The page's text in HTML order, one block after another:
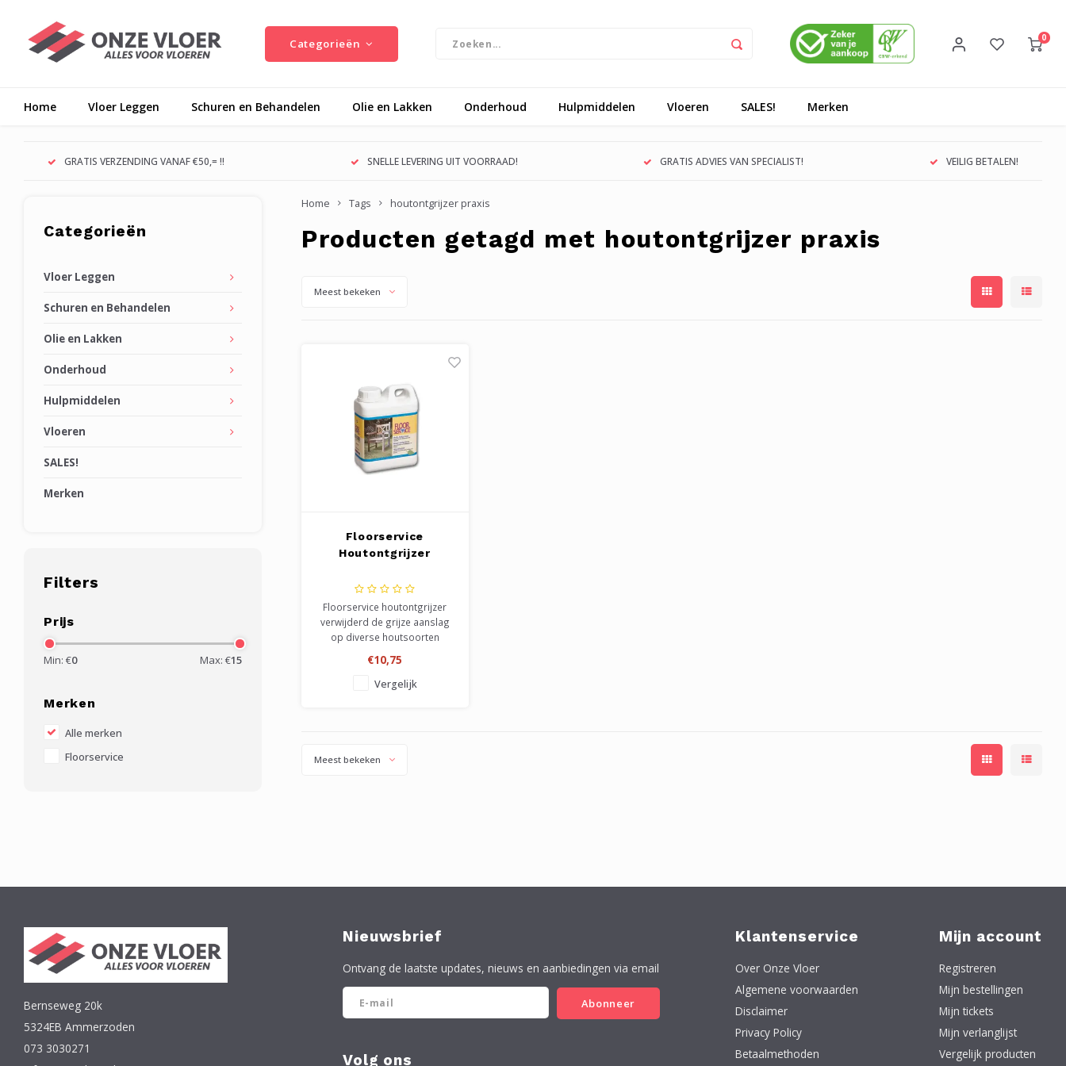
Categorieën 0
Home Vloer Leggen Schuren en Behandelen Olie en Lakken Onderhoud Hulpmiddelen Vloeren SALES! Merken
GRATIS VERZENDING VANAF €50,= !! SNELLE LEVERING UIT VOORRAAD! GRATIS ADVIES VAN SPECIALIST! VEILIG BETALEN!
Categorieën
Vloer Leggen
Schuren en Behandelen
Olie en Lakken
Onderhoud
Hulpmiddelen
Vloeren
SALES!
Merken
Filters
Prijs
Min: €0 Max: €15
Merken
Alle merken
Floorservice
Home Tags houtontgrijzer praxis
Producten getagd met houtontgrijzer praxis
Meest bekeken
Floorservice
Houtontgrijzer
Floorservice houtontgrijzer
verwijderd de grijze aanslag
op diverse houtsoorten
terrassen. Geeft de originele
kleur weer terug aan het hout.
€10,75
Vergelijk
Meest bekeken
Bernseweg 20k
5324EB Ammerzoden
073 3030271
Nieuwsbrief
Ontvang de laatste updates, nieuws en aanbiedingen via email
Abonneer
Volg ons
Klantenservice
Over Onze Vloer
Algemene voorwaarden
Disclaimer
Privacy Policy
Betaalmethoden
Mijn account
Registreren
Mijn bestellingen
Mijn tickets
Mijn verlanglijst
Vergelijk producten